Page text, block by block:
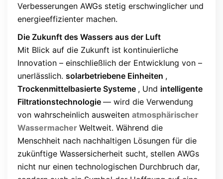
Verbesserungen AWGs stetig erschwinglicher und
energieeffizienter machen.
Die Zukunft des Wassers aus der Luft
Mit Blick auf die Zukunft ist kontinuierliche
Innovation – einschließlich der Entwicklung von –
unerlässlich. solarbetriebene Einheiten ,
Trockenmittelbasierte Systeme , Und intelligente
Filtrationstechnologie — wird die Verwendung
von wahrscheinlich ausweiten atmosphärischer
Wassermacher Weltweit. Während die
Menschheit nach nachhaltigen Lösungen für die
zukünftige Wassersicherheit sucht, stellen AWGs
nicht nur einen technologischen Durchbruch dar,